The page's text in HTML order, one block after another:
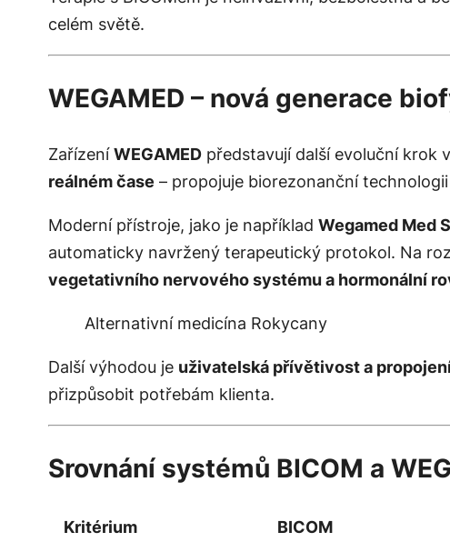
celém světě.
WEGAMED – nová generace
ZařízeníWEGAMEDpředstavují další evoluční krok
reálném čase – propojuje biorezonanční
Moderní přístroje, jako je například Wegamed Med
automaticky navržený terapeutický protokol. Na
vegetativního nervového systému a hormonální
Alternativní medicína Rokycany
Další výhodou je uživatelská přívětivost a
přizpůsobit potřebám klienta.
Srovnání systémů BICOM a
Kritérium BICOM